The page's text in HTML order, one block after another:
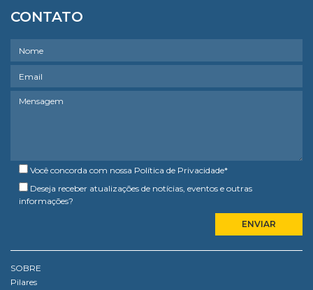
CONTATO
Você concorda com nossa Política de Privacidade*
Deseja receber atualizações de notícias, eventos e outras
informações?
SOBRE
Pilares